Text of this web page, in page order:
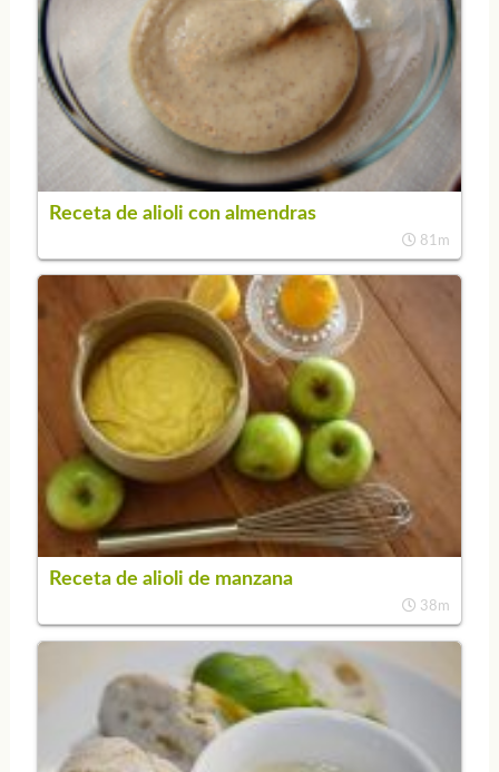
Receta de alioli con almendras
81m
Receta de alioli de manzana
38m